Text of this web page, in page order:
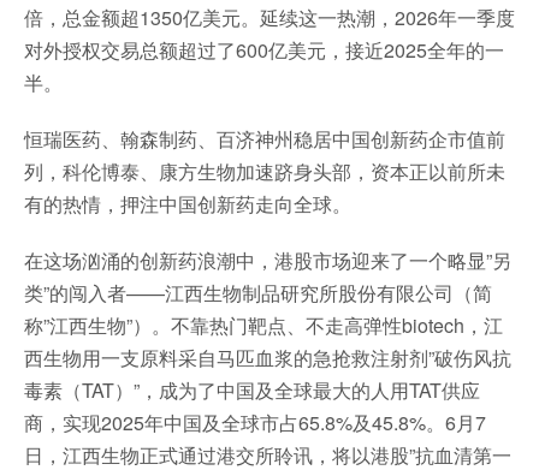
倍，总金额超1350亿美元。延续这一热潮，2026年一季度
对外授权交易总额超过了600亿美元，接近2025全年的一
半。
恒瑞医药、翰森制药、百济神州稳居中国创新药企市值前
列，科伦博泰、康方生物加速跻身头部，资本正以前所未
有的热情，押注中国创新药走向全球。
在这场汹涌的创新药浪潮中，港股市场迎来了一个略显”另
类”的闯入者——江西生物制品研究所股份有限公司（简
称”江西生物”）。不靠热门靶点、不走高弹性biotech，江
西生物用一支原料采自马匹血浆的急抢救注射剂”破伤风抗
毒素（TAT）”，成为了中国及全球最大的人用TAT供应
商，实现2025年中国及全球市占65.8%及45.8%。6月7
日，江西生物正式通过港交所聆讯，将以港股”抗血清第一